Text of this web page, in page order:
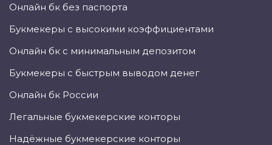
Онлайн бк без паспорта
Букмекеры с высокими коэффициентами
Онлайн бк с минимальным депозитом
Букмекеры с быстрым выводом денег
Онлайн бк России
Легальные букмекерские конторы
Надёжные букмекерские конторы